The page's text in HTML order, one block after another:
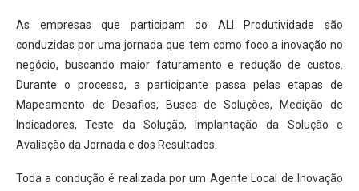
As empresas que participam do ALI Produtividade são
conduzidas por uma jornada que tem como foco a inovação no
negócio, buscando maior faturamento e redução de custos.
Durante o processo, a participante passa pelas etapas de
Mapeamento de Desafios, Busca de Soluções, Medição de
Indicadores, Teste da Solução, Implantação da Solução e
Avaliação da Jornada e dos Resultados.
Toda a condução é realizada por um Agente Local de Inovação